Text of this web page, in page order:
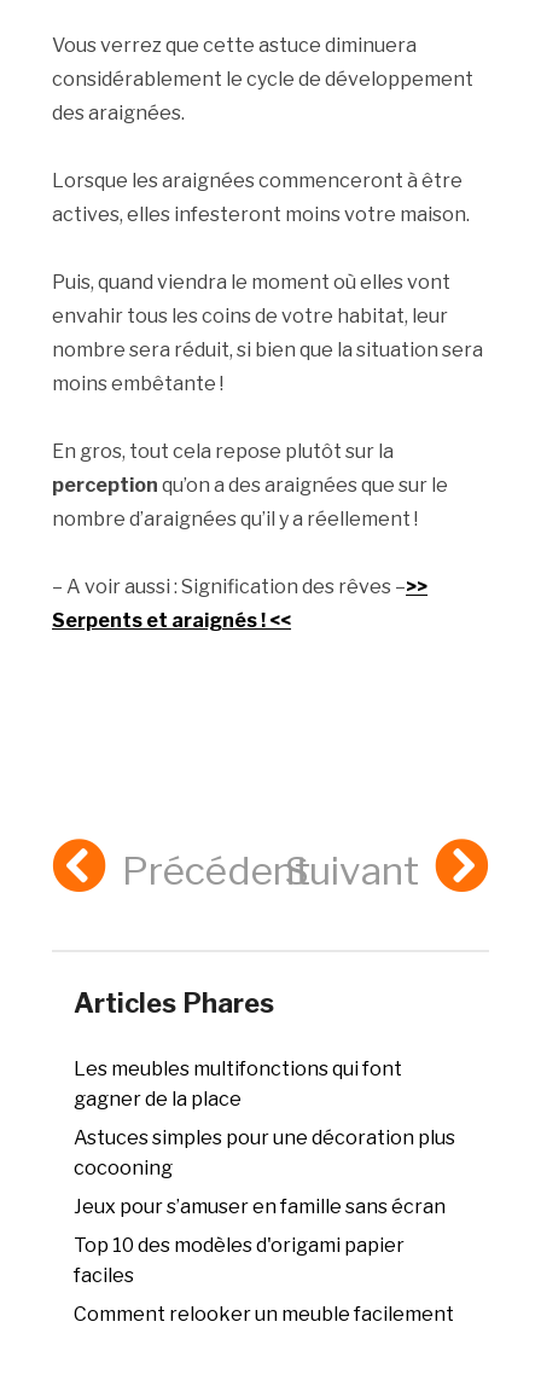
Vous verrez que cette astuce diminuera
considérablement le cycle de développement
des araignées.
Lorsque les araignées commenceront à être
actives, elles infesteront moins votre maison.
Puis, quand viendra le moment où elles vont
envahir tous les coins de votre habitat, leur
nombre sera réduit, si bien que la situation sera
moins embêtante !
En gros, tout cela repose plutôt sur la
perception qu’on a des araignées que sur le
nombre d’araignées qu’il y a réellement !
– A voir aussi : Signification des rêves –>>
Serpents et araignés ! <<
PrécédentSuivant
Articles Phares
Les meubles multifonctions qui font
gagner de la place
Astuces simples pour une décoration plus
cocooning
Jeux pour s’amuser en famille sans écran
Top 10 des modèles d'origami papier
faciles
Comment relooker un meuble facilement